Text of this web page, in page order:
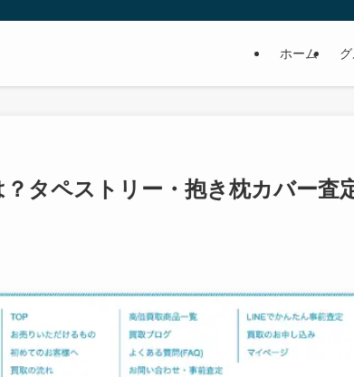
ホーム
タペストリー・抱き枕カバー査